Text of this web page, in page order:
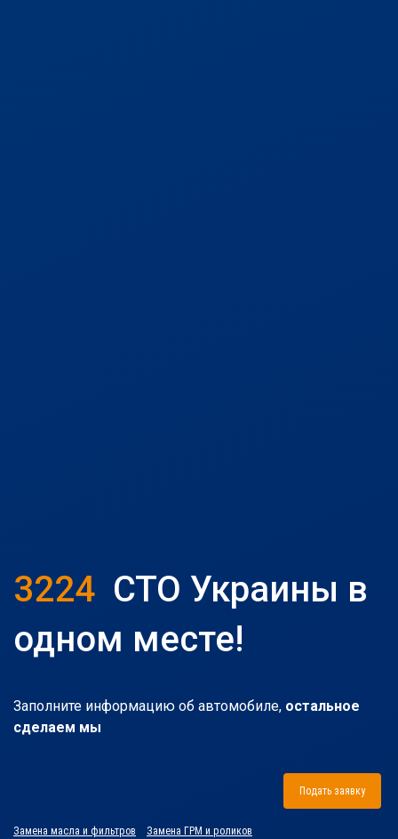
3224 СТО Украины в
одном месте!
Заполните информацию об автомобиле, остальное
сделаем мы
Подать заявку
Замена масла и фильтров Замена ГРМ и роликов